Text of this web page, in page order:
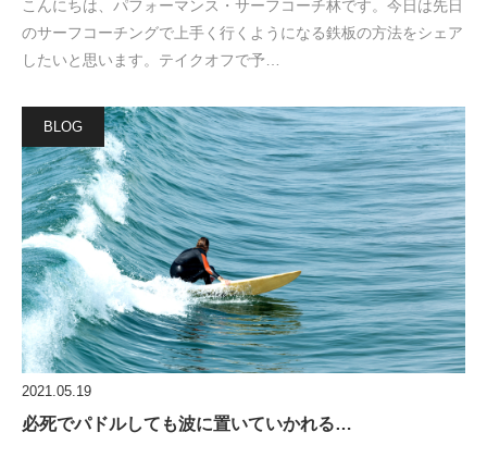
こんにちは、パフォーマンス・サーフコーチ林です。今日は先日
のサーフコーチングで上手く行くようになる鉄板の方法をシェア
したいと思います。テイクオフで予…
BLOG
2021.05.19
必死でパドルしても波に置いていかれる…